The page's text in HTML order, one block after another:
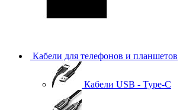
Кабели для телефонов и планшетов
Кабели USB - Type-C